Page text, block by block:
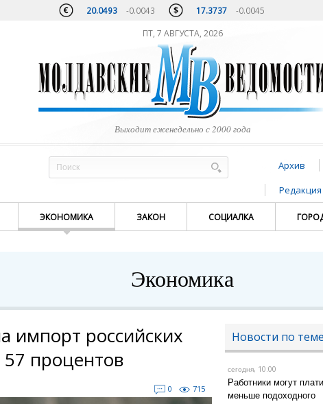
20.0493 -0.0043 17.3737 -0.0045
ПТ, 7 АВГУСТА, 2026
Выходит еженедельно с 2000 года
Архив
Редакция
ЭКОНОМИКА ЗАКОН СОЦИАЛКА
Экономика
импорт российских
57 процентов
0 715
Новости по теме
сегодня, 10:00
Работники могут
меньше подоходного